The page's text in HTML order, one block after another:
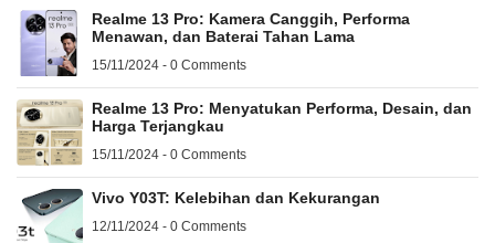
Realme 13 Pro: Kamera Canggih, Performa
Menawan, dan Baterai Tahan Lama
15/11/2024 - 0 Comments
Realme 13 Pro: Menyatukan Performa, Desain, dan
Harga Terjangkau
15/11/2024 - 0 Comments
Vivo Y03T: Kelebihan dan Kekurangan
12/11/2024 - 0 Comments